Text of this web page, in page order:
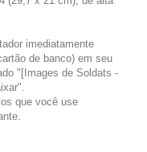
imediatamente
de banco) em seu
"[Images de Soldats -
que você use